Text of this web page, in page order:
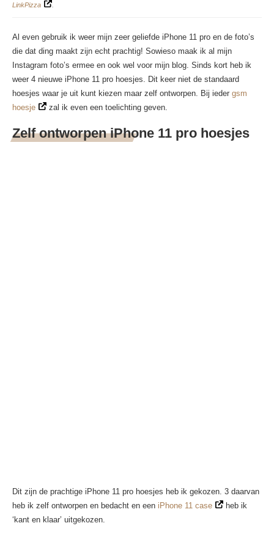
LinkPizza
Al even gebruik ik weer mijn zeer geliefde iPhone 11 pro en de foto’s
die dat ding maakt zijn echt prachtig! Sowieso maak ik al mijn
Instagram foto’s ermee en ook wel voor mijn blog. Sinds kort heb ik
weer 4 nieuwe iPhone 11 pro hoesjes. Dit keer niet de standaard
hoesjes waar je uit kunt kiezen maar zelf ontworpen. Bij ieder gsm
hoesje
zal ik even een toelichting geven.
Zelf ontworpen iPhone 11 pro hoesjes
Dit zijn de prachtige iPhone 11 pro hoesjes heb ik gekozen. 3 daarvan
heb ik zelf ontworpen en bedacht en een iPhone 11 case
heb ik
‘kant en klaar’ uitgekozen.